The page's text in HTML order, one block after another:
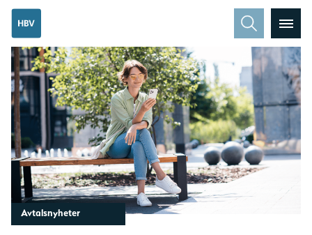
Avtalsnyheter